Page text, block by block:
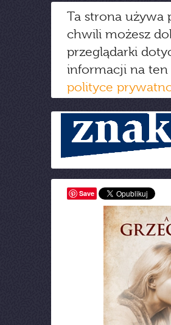
Ta strona używa
chwili możesz
przeglądarki
informacji na ten
polityce
Save